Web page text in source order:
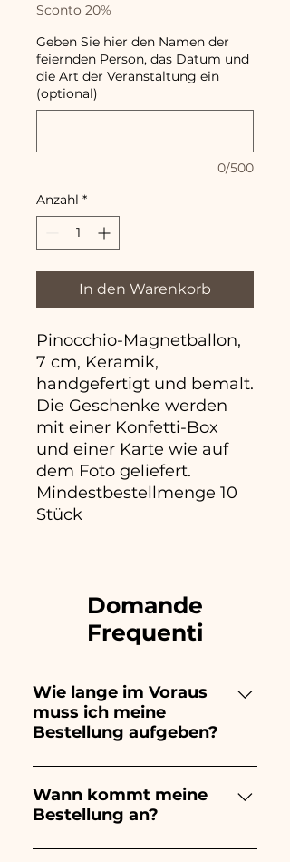
Sconto 20%
Geben Sie hier den Namen der
feiernden Person, das Datum und
die Art der Veranstaltung ein
(optional)
0/500
Anzahl *
In den Warenkorb
Pinocchio-Magnetballon,
7 cm, Keramik,
handgefertigt und bemalt.
Die Geschenke werden
mit einer Konfetti-Box
und einer Karte wie auf
dem Foto geliefert.
Mindestbestellmenge 10
Stück
Domande
Frequenti
Wie lange im Voraus
muss ich meine
Bestellung aufgeben?
Ceramiche Ania kreiert und
bemalt vollständig von Hand,
daher dauert ihre Herstellung
Wann kommt meine
Bestellung an?
Der Eingang der Bestellung ist